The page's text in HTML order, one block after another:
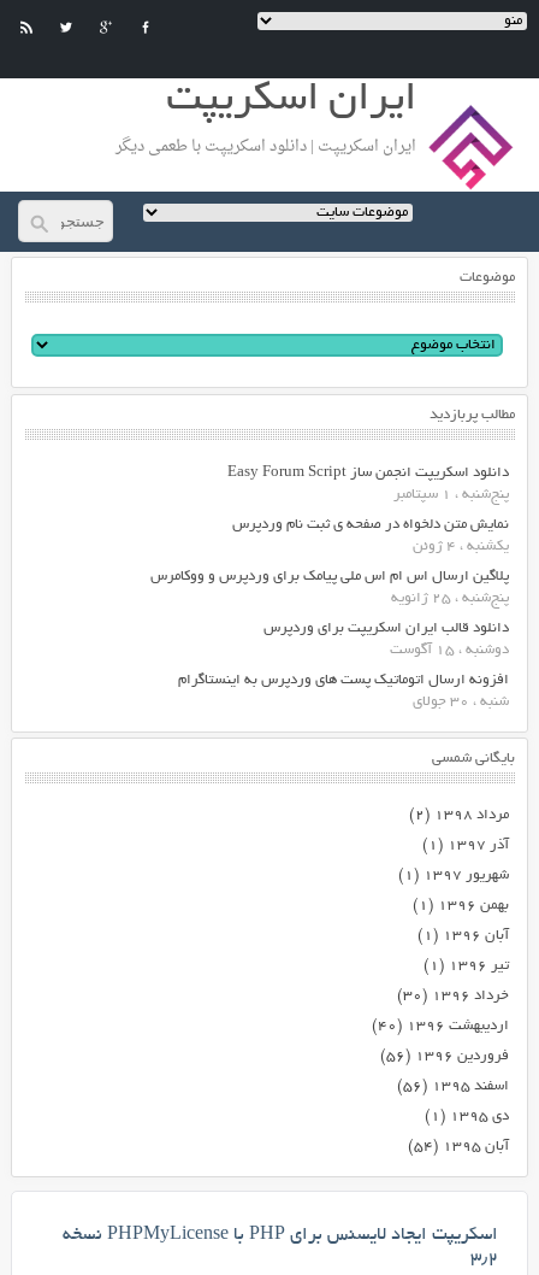
ایران اسکریپت
ایران اسکریپت | دانلود اسکریپت با طعمی دیگر
موضوعات
مطالب پربازدید
دانلود اسکریپت انجمن ساز Easy Forum Script
پنج‌شنبه ، 1 سپتامبر
نمایش متن دلخواه در صفحه ی ثبت نام وردپرس
یکشنبه ، 4 ژوئن
پلاگین ارسال اس ام اس ملی پیامک برای وردپرس و ووکامرس
پنج‌شنبه ، 25 ژانویه
دانلود قالب ایران اسکریپت برای وردپرس
دوشنبه ، 15 آگوست
افزونه ارسال اتوماتیک پست های وردپرس به اینستاگرام
شنبه ، 30 جولای
بایگانی شمسی
مرداد ۱۳۹۸
(۲)
آذر ۱۳۹۷
(۱)
شهریور ۱۳۹۷
(۱)
بهمن ۱۳۹۶
(۱)
آبان ۱۳۹۶
(۱)
تیر ۱۳۹۶
(۱)
خرداد ۱۳۹۶
(۳۰)
اردیبهشت ۱۳۹۶
(۴۰)
فروردین ۱۳۹۶
(۵۶)
اسفند ۱۳۹۵
(۵۶)
دی ۱۳۹۵
(۱)
آبان ۱۳۹۵
(۵۴)
اسکریپت ایجاد لایسنس برای PHP با PHPMyLicense نسخه
۳٫۲